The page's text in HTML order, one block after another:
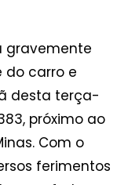
gravemente
do carro e
desta terça-
próximo ao
Com o
ferimentos